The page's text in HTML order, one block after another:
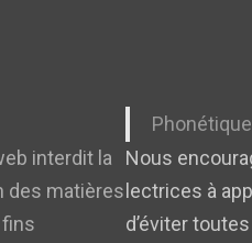
interdit la
des matières
Phonétique
Nous
lectrices à
d’éviter